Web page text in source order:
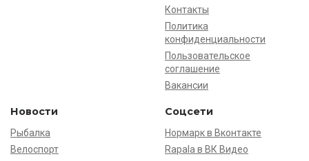
Контакты
Политика
конфиденциальности
Пользовательское
соглашение
Вакансии
Новости
Рыбалка
Велоспорт
Соцсети
Нормарк в Вконтакте
Rapala в ВК Видео